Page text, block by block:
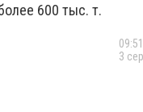
600 тыс. т.
09:51
3